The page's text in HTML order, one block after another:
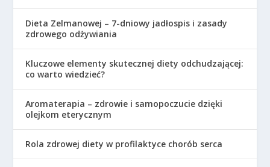
Dieta Zelmanowej – 7-dniowy jadłospis i zasady
zdrowego odżywiania
Kluczowe elementy skutecznej diety odchudzającej:
co warto wiedzieć?
Aromaterapia – zdrowie i samopoczucie dzięki
olejkom eterycznym
Rola zdrowej diety w profilaktyce chorób serca